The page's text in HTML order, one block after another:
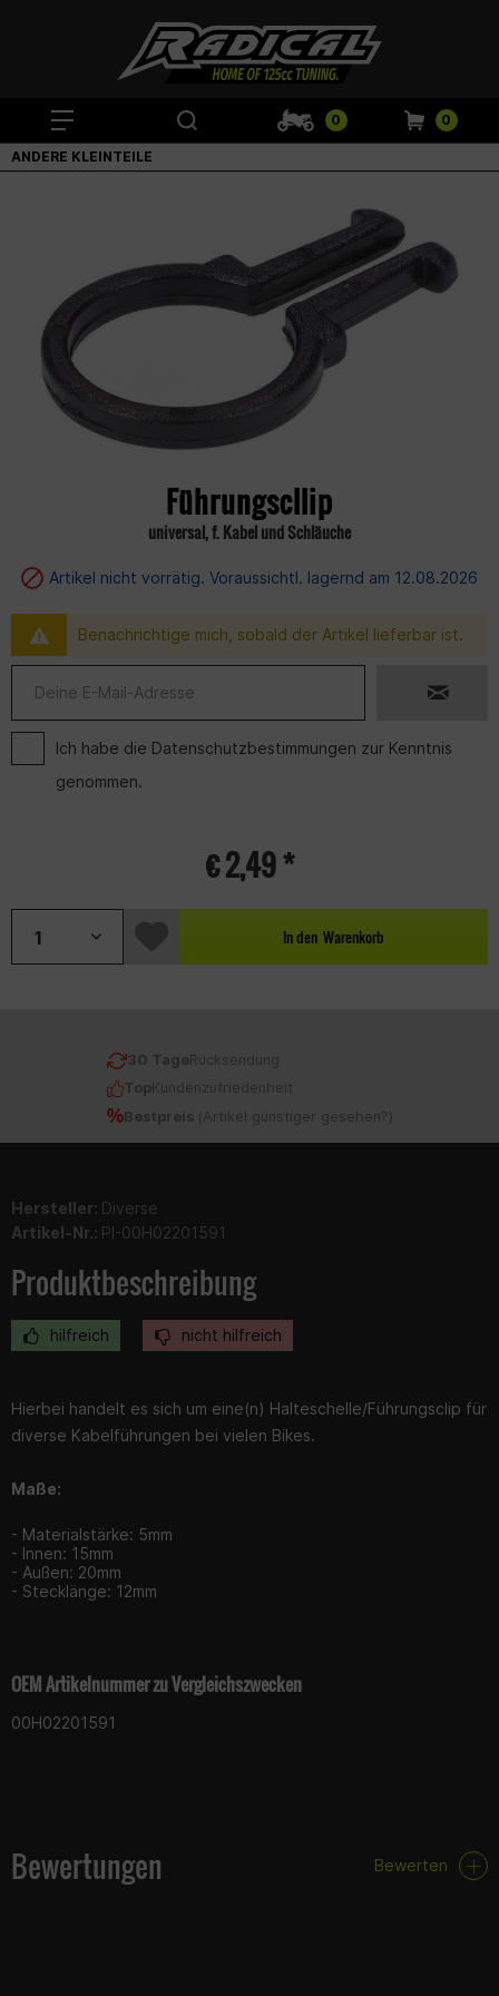
0 0
ANDERE KLEINTEILE
Führungscllip
universal, f. Kabel und Schläuche
Artikel nicht vorrätig. Voraussichtl. lagernd am 12.08.2026
Benachrichtige mich, sobald der Artikel lieferbar ist.
Ich habe die Datenschutzbestimmungen zur Kenntnis
genommen.
€ 2,49 *
In den Warenkorb
30 TageRücksendung
TopKundenzufriedenheit
Bestpreis ( Artikel günstiger gesehen? )
Hersteller: Diverse
Artikel-Nr.: PI-00H02201591
Produktbeschreibung
hilfreich nicht hilfreich
Hierbei handelt es sich um eine(n) Halteschelle/Führungsclip für
diverse Kabelführungen bei vielen Bikes.
Maße:
- Materialstärke: 5mm
- Innen: 15mm
- Außen: 20mm
- Stecklänge: 12mm
OEM Artikelnummer zu Vergleichszwecken
00H02201591
Bewertungen Bewerten